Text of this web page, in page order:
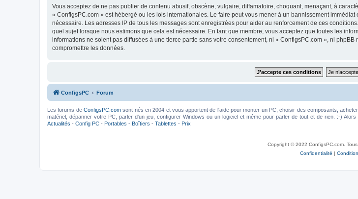
Vous acceptez de ne pas publier de contenu abusif, obscène, vulgaire, diffamatoire, choquant, menaçant, à
« ConfigsPC.com » est hébergé ou les lois internationales. Le faire peut vous mener à un bannissement
nécessaire. Les adresses IP de tous les messages sont enregistrées pour aider au renforcement de ces
quel sujet lorsque nous estimons que cela est nécessaire. En tant que membre, vous acceptez que toutes les
informations ne soient pas diffusées à une tierce partie sans votre consentement, ni « ConfigsPC.com », ni
compromettre les données.
ConfigsPC Forum
Les forums de ConfigsPC.comsont nés en 2004 et vous apportent de l'aide pour monter un PC, choisir des composants,
matériel, dépanner votre PC, parler d'un jeu, configurer Windows ou un logiciel et même pour parler de tout et de rien. :-) Alors
Actualités - Config PC - Portables - Boîtiers - Tablettes - Prix
Copyright © 2022 ConfigsPC.com. Tous
Confidentialité |